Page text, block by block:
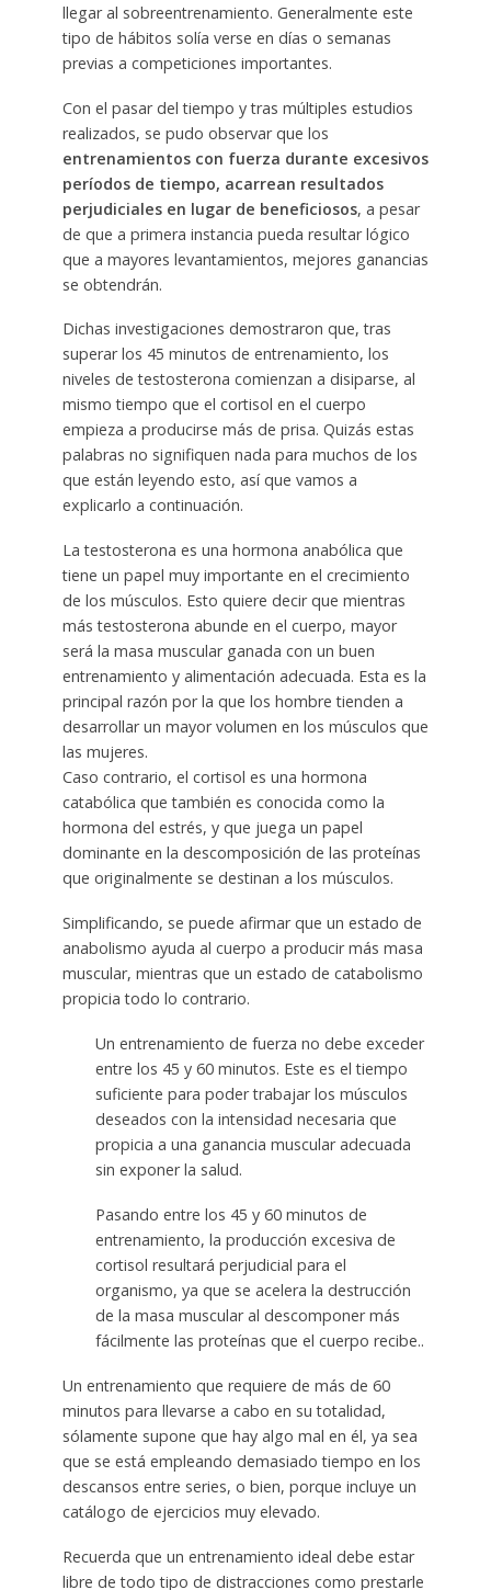
llegar al sobreentrenamiento. Generalmente este
tipo de hábitos solía verse en días o semanas
previas a competiciones importantes.
Con el pasar del tiempo y tras múltiples estudios
realizados, se pudo observar que los
entrenamientos con fuerza durante excesivos
períodos de tiempo, acarrean resultados
perjudiciales en lugar de beneficiosos, a pesar
de que a primera instancia pueda resultar lógico
que a mayores levantamientos, mejores ganancias
se obtendrán.
Dichas investigaciones demostraron que, tras
superar los 45 minutos de entrenamiento, los
niveles de testosterona comienzan a disiparse, al
mismo tiempo que el cortisol en el cuerpo
empieza a producirse más de prisa. Quizás estas
palabras no signifiquen nada para muchos de los
que están leyendo esto, así que vamos a
explicarlo a continuación.
La testosterona es una hormona anabólica que
tiene un papel muy importante en el crecimiento
de los músculos. Esto quiere decir que mientras
más testosterona abunde en el cuerpo, mayor
será la masa muscular ganada con un buen
entrenamiento y alimentación adecuada. Esta es la
principal razón por la que los hombre tienden a
desarrollar un mayor volumen en los músculos que
las mujeres.
Caso contrario, el cortisol es una hormona
catabólica que también es conocida como la
hormona del estrés, y que juega un papel
dominante en la descomposición de las proteínas
que originalmente se destinan a los músculos.
Simplificando, se puede afirmar que un estado de
anabolismo ayuda al cuerpo a producir más masa
muscular, mientras que un estado de catabolismo
propicia todo lo contrario.
Un entrenamiento de fuerza no debe exceder
entre los 45 y 60 minutos. Este es el tiempo
suficiente para poder trabajar los músculos
deseados con la intensidad necesaria que
propicia a una ganancia muscular adecuada
sin exponer la salud.
Pasando entre los 45 y 60 minutos de
entrenamiento, la producción excesiva de
cortisol resultará perjudicial para el
organismo, ya que se acelera la destrucción
de la masa muscular al descomponer más
fácilmente las proteínas que el cuerpo recibe..
Un entrenamiento que requiere de más de 60
minutos para llevarse a cabo en su totalidad,
sólamente supone que hay algo mal en él, ya sea
que se está empleando demasiado tiempo en los
descansos entre series, o bien, porque incluye un
catálogo de ejercicios muy elevado.
Recuerda que un entrenamiento ideal debe estar
libre de todo tipo de distracciones como prestarle